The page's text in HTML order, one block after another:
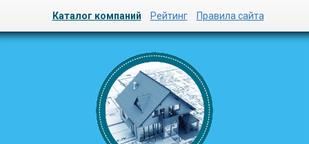
Каталог компаний Рейтинг Правила сайта